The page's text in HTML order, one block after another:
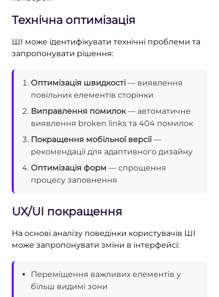
Технічна оптимізація
ШІ може ідентифікувати технічні проблеми та
запропонувати рішення:
Оптимізація швидкості — виявлення
повільних елементів сторінки
Виправлення помилок— автоматичне
виявлення broken links та 404 помилок
Покращення мобільної версії—
рекомендації для адаптивного дизайну
Оптимізація форм — спрощення
процесу заповнення
UX/UI покращення
На основі аналізу поведінки користувачів ШІ
може запропонувати зміни в інтерфейсі:
Переміщення важливих елементів у
більш видимі зони